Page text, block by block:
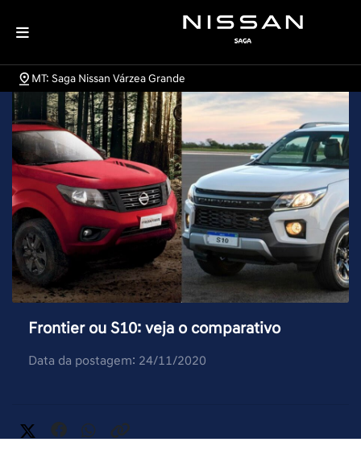
MT: Saga Nissan Várzea Grande
Frontier ou S10: veja o comparativo
Data da postagem: 24/11/2020